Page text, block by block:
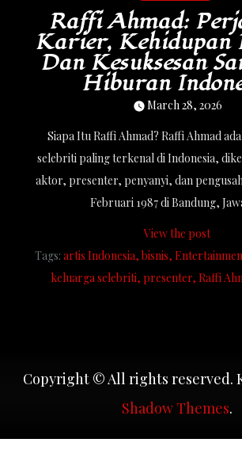
Raffi Ahmad:
Karier, Kehidupan
Dan Kesuksesan
Hiburan
March 28, 2026
Siapa Itu Raffi Ahmad? Raffi Ahmad
selebriti paling terkenal di Indonesia,
aktor, presenter, penyanyi, dan
Februari 1987 di Bandung,
View the post
Tags: artis Indonesia bisnis
keluarga selebriti presenter Raffi
Copyright © All rights reserved.
Shadow Themes.